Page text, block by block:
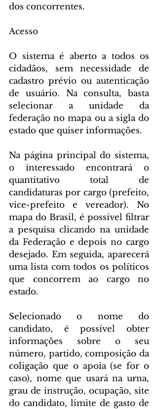
dos concorrentes.
Acesso
O sistema é aberto a todos os
cidadãos, sem necessidade de
cadastro prévio ou autenticação
de usuário. Na consulta, basta
selecionar a unidade da
federação no mapa ou a sigla do
estado que quiser informações.
Na página principal do sistema,
o interessado encontrará o
quantitativo total de
candidaturas por cargo (prefeito,
vice-prefeito e vereador). No
mapa do Brasil, é possível filtrar
a pesquisa clicando na unidade
da Federação e depois no cargo
desejado. Em seguida, aparecerá
uma lista com todos os políticos
que concorrem ao cargo no
estado.
Selecionado o nome do
candidato, é possível obter
informações sobre o seu
número, partido, composição da
coligação que o apoia (se for o
caso), nome que usará na urna,
grau de instrução, ocupação, site
do candidato, limite de gasto de